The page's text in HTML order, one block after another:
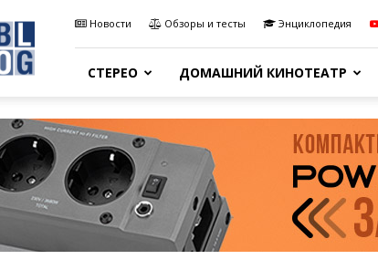
Новости Обзоры и тесты Энциклопедия
СТЕРЕО ДОМАШНИЙ КИНОТЕАТР